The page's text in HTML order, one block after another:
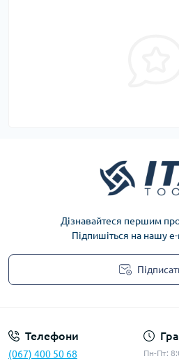
Дізнавайтеся першим
Підпишіться на нашу
Телефони
(067) 400 50 68
Пн-Пт: